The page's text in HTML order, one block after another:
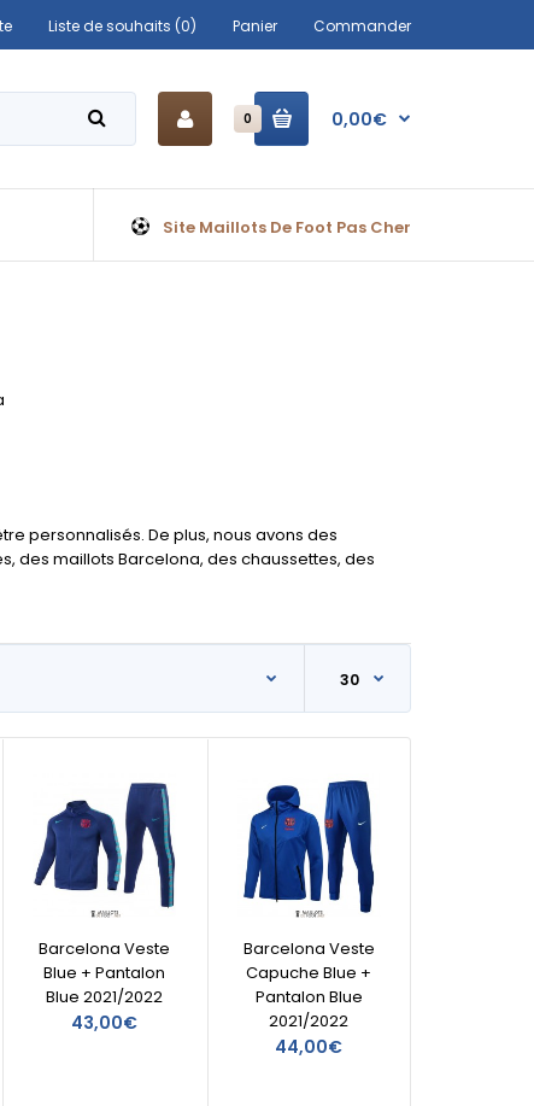
Liste de souhaits (0) Panier Commander
0 0,00€
Site Maillots De Foot Pas Cher
personnalisés. De plus, nous avons des
des maillots Barcelona, des chaussettes, des
Barcelona Veste
Blue + Pantalon
Blue 2021/2022
43,00€
Barcelona Veste
Capuche Blue +
Pantalon Blue
2021/2022
44,00€